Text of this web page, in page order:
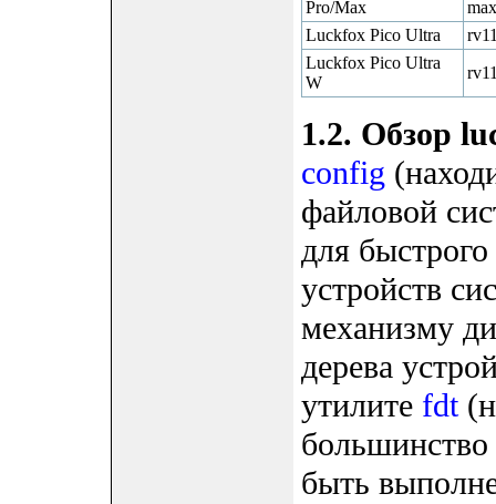
Pro/Max
Luckfox Pico Ultra
Luckfox Pico Ultra
W
1.2. Обзор
config
файловой
для
устройств
механизму
дерева
утилите fdt
быть